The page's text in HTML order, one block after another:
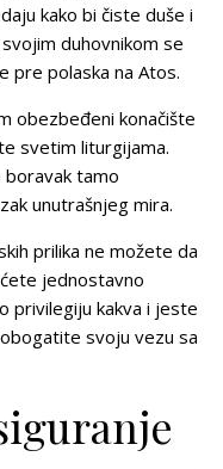
kako bi čiste duše i
duhovnikom se
pre polaska na Atos.
obezbeđeni konačište
svetim liturgijama.
tamo
unutrašnjeg mira.
prilika ne možete da
jednostavno
privilegiju kakva i jeste
svoju vezu sa